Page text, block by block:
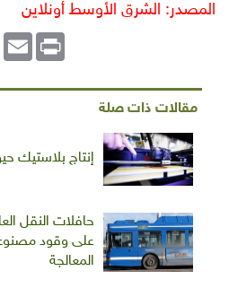
المصدر: الشرق الأوسط أونلاين
Print
مقالات ذات صلة
إنتاج بلاستيك
حافلات النقل
على وقود مصنوع
المعالجة